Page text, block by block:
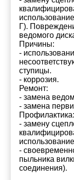
Г).
ведомого
Причины:
-
ступицы.
- коррозия.
Ремонт:
- замена
- замена
Профилактика:
- замену
-
пыльника
соединения).